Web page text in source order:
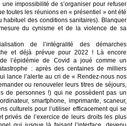
impossibilité de s’organiser pour refuser
toutes les réunions en « présentiel » ont été
habituel des conditions sanitaires). Blanquer
du cynisme et de la violence de sa
de l’intégralité des démarches
et déjà prévue pour 2022 ! Là encore
de l’épidémie de Covid a joué comme un
: après des centaines de milliers
lance l’alerte au cri de « Rendez-nous nos
ou renouveler leurs titres de séjours,
de personnes !) qui ne possèdent pas un
smartphone, imprimante, scaneur,
culturels pour l’utiliser efficacement qui se
privés de l’exercice de leurs droits les plus